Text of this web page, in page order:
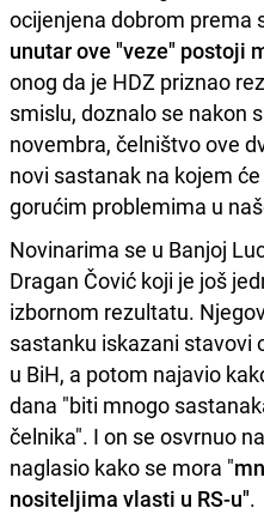
ocijenjena dobrom prema
unutar ove "veze" postoji
onog da je HDZ priznao
smislu, doznalo se nakon
novembra, čelništvo ove
novi sastanak na kojem
gorućim problemima u
Novinarima se u Banjoj
Dragan Čović koji je još
izbornom rezultatu.
sastanku iskazani stavovi
u BiH, a potom najavio
dana "biti mnogo
čelnika". I on se osvrnuo
naglasio kako se mora "
nositeljima vlasti u RS-u".